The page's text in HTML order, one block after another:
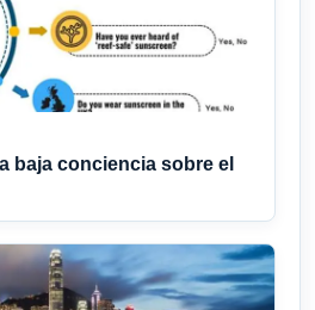
baja conciencia sobre el